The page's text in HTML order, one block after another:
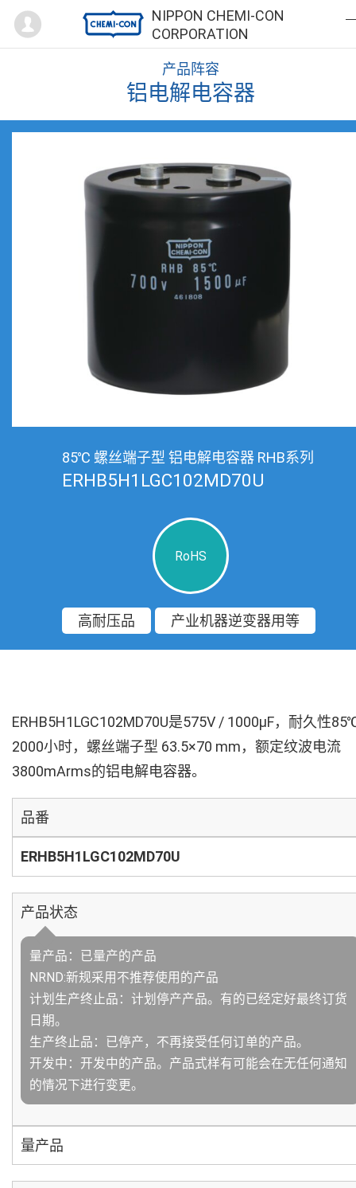
NIPPON CHEMI-CON
CORPORATION
Mypage
产品阵容
铝电解电容器
85℃ 螺丝端子型 铝电解电容器 RHB系列
ERHB5H1LGC102MD70U
RoHS
高耐压品 产业机器逆变器用等
ERHB5H1LGC102MD70U是575V / 1000µF，耐久性
2000小时，螺丝端子型 63.5×70 mm，额定纹波电流
3800mArms的铝电解电容器。
品番
ERHB5H1LGC102MD70U
产品状态
量产品：已量产的产品
NRND:新规采用不推荐使用的产品
计划生产终止品：计划停产产品。有的已经定好最终订货
日期。
生产终止品：已停产，不再接受任何订单的产品。
开发中：开发中的产品。产品式样有可能会在无任何通知
的情况下进行变更。
量产品